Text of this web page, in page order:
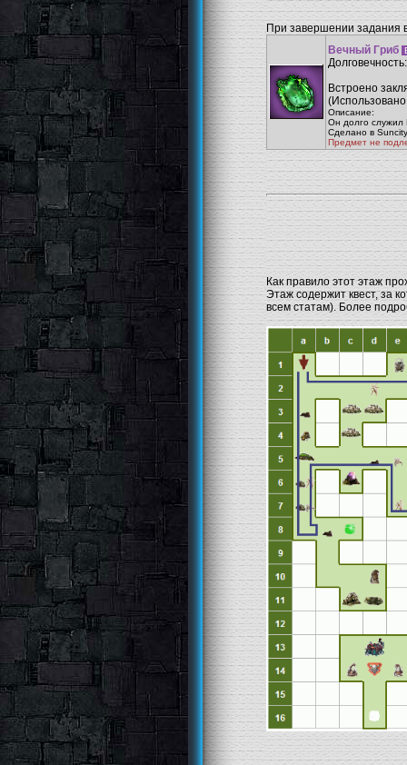
При завершении задания
Вечный Гриб
Встроено
Описание:
Он долго служил
Сделано в Suncity
Предмет не
Как правило этот этаж
Этаж содержит квест, за
всем статам). Более